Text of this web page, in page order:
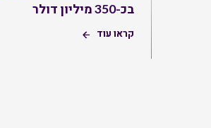
בכ-350 מיליון דולר
קראו עוד